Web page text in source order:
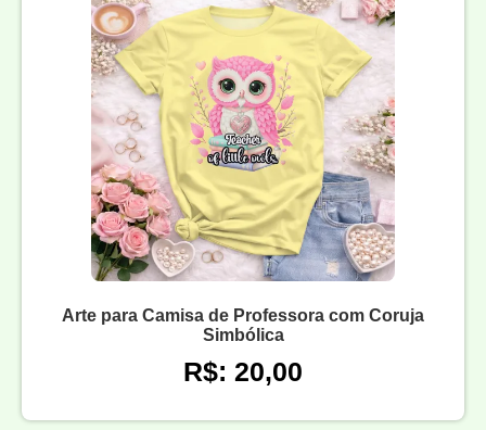
Arte para Camisa de Professora com Coruja
Simbólica
R$: 20,00